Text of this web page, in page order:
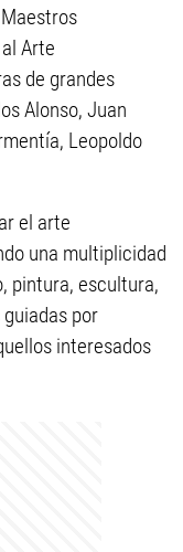
Arte
de grandes
Alonso, Juan
Leopoldo
el arte
una multiplicidad
pintura, escultura,
por
interesados